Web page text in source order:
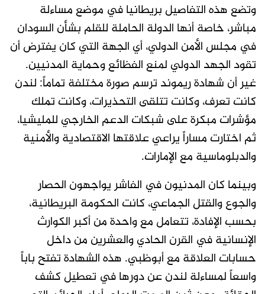
وتضع هذه التفاصيل بريطانيا في موضع مساءلة
مباشر، خاصة أنها الدولة الحاملة للقلم بشأن السودان
في مجلس الأمن الدولي، أي الجهة التي كان يفترض أن
تقود الجهد الدولي لمنع الفظائع وحماية المدنيين.
غير أن شهادة ريموند ترسم صورة مختلفة تماماً: لندن
كانت تعرف، وكانت تتلقى التحذيرات، وكانت تملك
مؤشرات مبكرة على شبكات الدعم الخارجي للمليشيا،
ثم اختارت مساراً يراعي علاقتها الاقتصادية والأمنية
والدبلوماسية مع الإمارات.
وبينما كان المدنيون في الفاشر يواجهون الحصار
والجوع والقتل الجماعي، كانت الحكومة البريطانية،
بحسب الإفادة، تتعامل مع واحدة من أكبر الكوارث
الإنسانية في القرن الحادي والعشرين من داخل
حسابات العلاقة مع أبوظبي. هذه الشهادة تفتح باباً
واسعاً لمساءلة لندن عن دورها في تعطيل كشف